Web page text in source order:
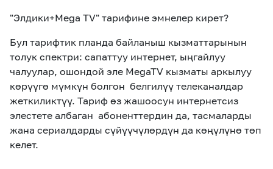
"Элдики+Mega TV" тарифине эмнелер кирет?
Бул тарифтик планда байланыш кызматтарынын
толук спектри: сапаттуу интернет, ыңгайлуу
чалуулар, ошондой эле MegaTV кызматы аркылуу
көрүүгө мүмкүн болгон белгилүү телеканалдар
жеткиликтүү. Тариф өз жашоосун интернетсиз
элестете албаган абоненттердин да, тасмаларды
жана сериалдарды сүйүүчүлөрдүн да көңүлүнө төп
келет.